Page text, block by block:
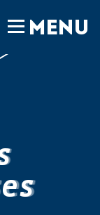
MENU